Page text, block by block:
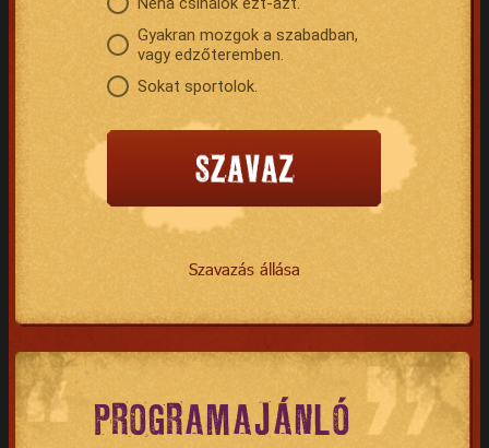
Gyakran mozgok a szabadban,
vagy edzőteremben.
Sokat sportolok.
Szavazás állása
PROGRAMAJÁNLÓ